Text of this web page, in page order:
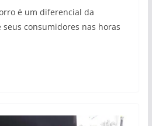
é um diferencial da
consumidores nas horas